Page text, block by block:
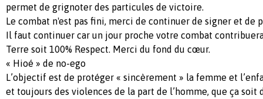
permet de grignoter des particules de victoire.
Le combat n'est pas fini, merci de continuer de signer et de
Il faut continuer car un jour proche votre combat
Terre soit 100% Respect. Merci du fond du cœur.
« Hioé » de no-ego
L’objectif est de protéger « sincèrement » la femme et
et toujours des violences de la part de l’homme, que ça soit